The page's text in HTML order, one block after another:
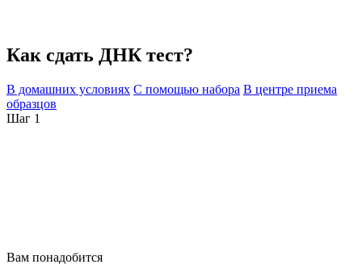
Как сдать ДНК тест?
В домашних условиях С помощью набора В центре приема
образцов
Шаг 1
Вам понадобится